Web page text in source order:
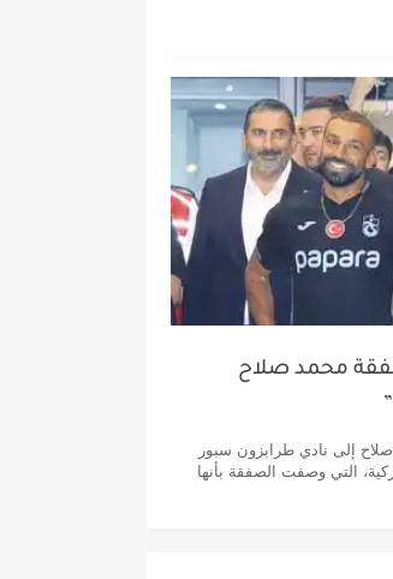
محمد صلاح
إلى نادي طرابزون سبور
التي وصفت الصفقة بأنها